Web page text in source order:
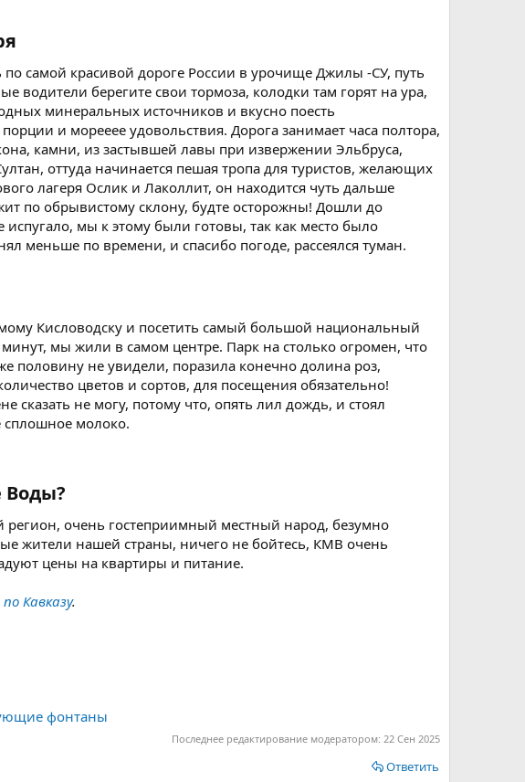
самой красивой дороге России в урочище Джилы -СУ, путь
водители берегите свои тормоза, колодки там горят на ура,
минеральных источников и вкусно поесть
и морееее удовольствия. Дорога занимает часа полтора,
камни, из застывшей лавы при извержении Эльбруса,
оттуда начинается пешая тропа для туристов, желающих
лагеря Ослик и Лаколлит, он находится чуть дальше
по обрывистому склону, будте осторожны! Дошли до
мы к этому были готовы, так как место было
меньше по времени, и спасибо погоде, рассеялся туман.
Кисловодску и посетить самый большой национальный
мы жили в самом центре. Парк на столько огромен, что
половину не увидели, поразила конечно долина роз,
цветов и сортов, для посещения обязательно!
сказать не могу, потому что, опять лил дождь, и стоял
молоко.
Воды?​
очень гостеприимный местный народ, безумно
жители нашей страны, ничего не бойтесь, КМВ очень
цены на квартиры и питание.
Кавказу.
фонтаны
Последнее редактирование модератором: 22 Сен 2025
Ответить